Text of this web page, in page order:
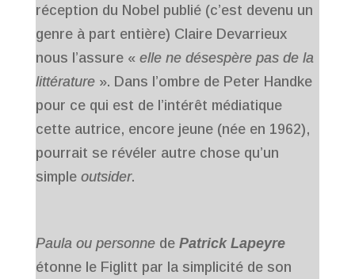
réception du Nobel publié (c’est devenu un
genre à part entière) Claire Devarrieux
nous l’assure « elle ne désespère pas de la
littérature ». Dans l’ombre de Peter Handke
pour ce qui est de l’intérêt médiatique
cette autrice, encore jeune (née en 1962),
pourrait se révéler autre chose qu’un
simpleoutsider.
Paula ou personnede Patrick Lapeyre
étonne le Figlitt par la simplicité de son